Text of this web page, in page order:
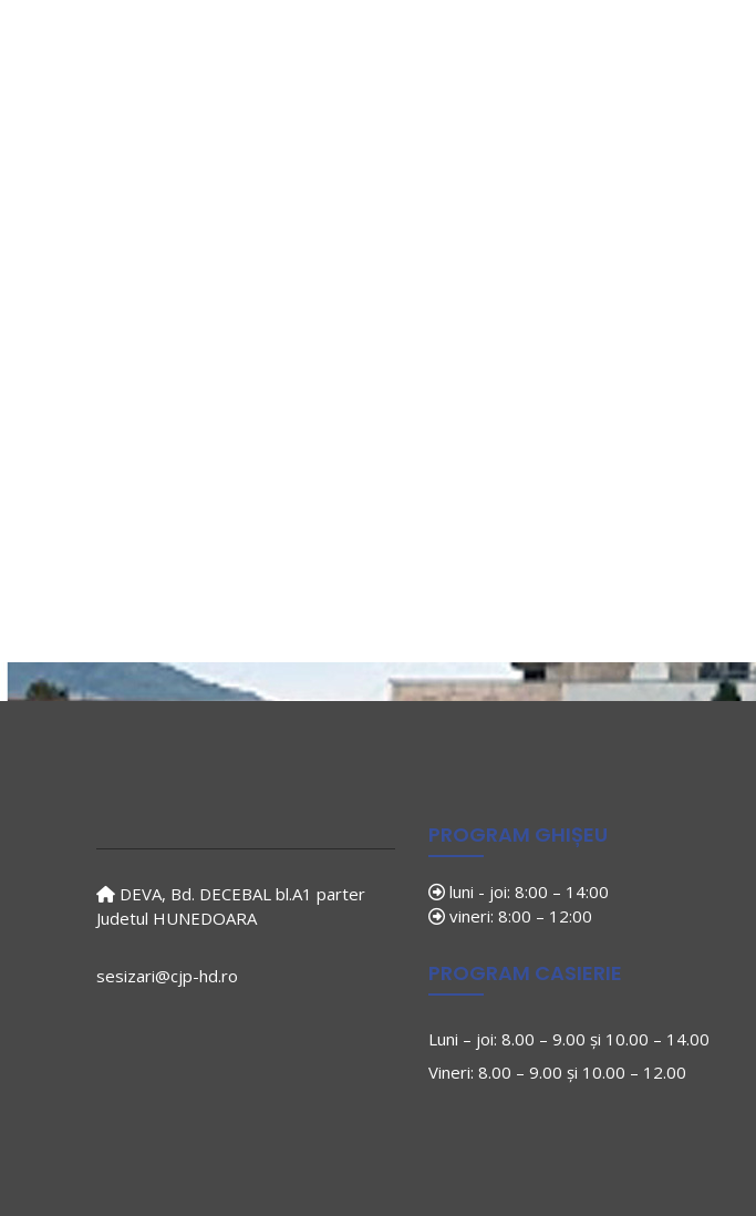
DEVA, Bd. DECEBAL bl.A1 parter
Judetul HUNEDOARA
sesizari@cjp-hd.ro
PROGRAM GHIȘEU
luni - joi: 8:00 – 14:00
vineri: 8:00 – 12:00
PROGRAM CASIERIE
Luni – joi: 8.00 – 9.00 și 10.00 – 14.00
Vineri: 8.00 – 9.00 și 10.00 – 12.00